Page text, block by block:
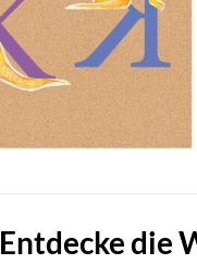
Entdecke die